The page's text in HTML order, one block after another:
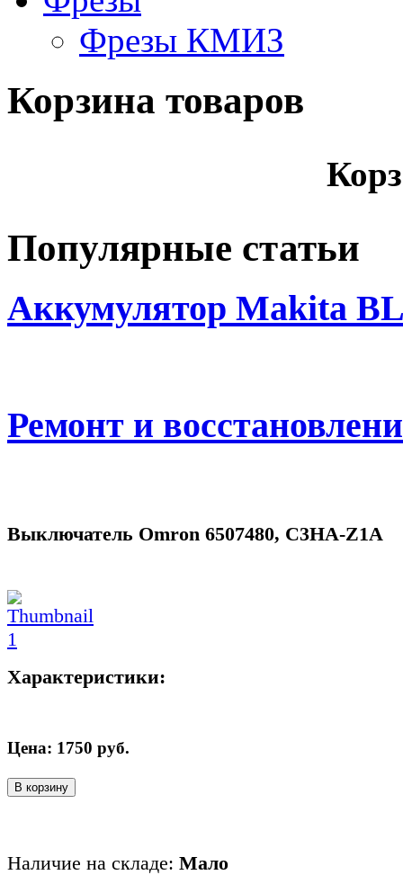
Фрезы КМИЗ
Корзина товаров
Популярные статьи
Аккумулятор Makita
Ремонт и
Выключатель Omron 6507480, C3HA-Z1A
Характеристики:
Цена: 1750 руб.
В корзину
Наличие на складе: Мало